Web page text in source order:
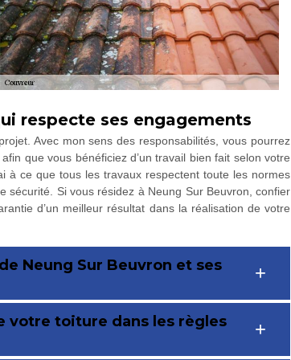
respecte ses engagements
Avec mon sens des responsabilités, vous pourrez
que vous bénéficiez d’un travail bien fait selon votre
à ce que tous les travaux respectent toute les normes
Si vous résidez à Neung Sur Beuvron, confier
d’un meilleur résultat dans la réalisation de votre
Neung Sur Beuvron et ses
votre toiture dans les règles